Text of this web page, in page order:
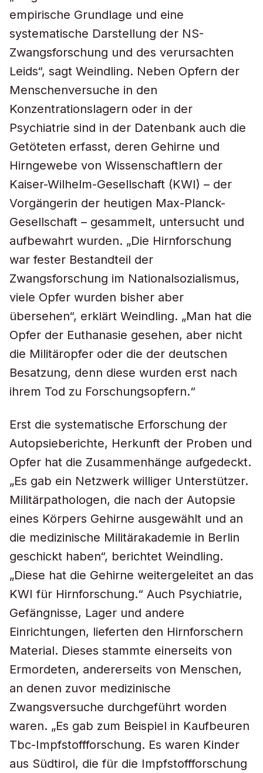
empirische Grundlage und eine
systematische Darstellung der NS-
Zwangsforschung und des verursachten
Leids“, sagt Weindling. Neben Opfern der
Menschenversuche in den
Konzentrationslagern oder in der
Psychiatrie sind in der Datenbank auch die
Getöteten erfasst, deren Gehirne und
Hirngewebe von Wissenschaftlern der
Kaiser-Wilhelm-Gesellschaft (KWI) – der
Vorgängerin der heutigen Max-Planck-
Gesellschaft – gesammelt, untersucht und
aufbewahrt wurden. „Die Hirnforschung
war fester Bestandteil der
Zwangsforschung im Nationalsozialismus,
viele Opfer wurden bisher aber
übersehen“, erklärt Weindling. „Man hat die
Opfer der Euthanasie gesehen, aber nicht
die Militäropfer oder die der deutschen
Besatzung, denn diese wurden erst nach
ihrem Tod zu Forschungsopfern.“
Erst die systematische Erforschung der
Autopsieberichte, Herkunft der Proben und
Opfer hat die Zusammenhänge aufgedeckt.
„Es gab ein Netzwerk williger Unterstützer.
Militärpathologen, die nach der Autopsie
eines Körpers Gehirne ausgewählt und an
die medizinische Militärakademie in Berlin
geschickt haben“, berichtet Weindling.
„Diese hat die Gehirne weitergeleitet an das
KWI für Hirnforschung.“ Auch Psychiatrie,
Gefängnisse, Lager und andere
Einrichtungen, lieferten den Hirnforschern
Material. Dieses stammte einerseits von
Ermordeten, andererseits von Menschen,
an denen zuvor medizinische
Zwangsversuche durchgeführt worden
waren. „Es gab zum Beispiel in Kaufbeuren
Tbc-Impfstoffforschung. Es waren Kinder
aus Südtirol, die für die Impfstoffforschung